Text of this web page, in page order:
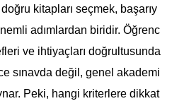
kitapları seçmek, başarıy
adımlardan biridir. Öğrenc
ve ihtiyaçları doğrultusunda
sınavda değil, genel akademi
Peki, hangi kriterlere dikkat